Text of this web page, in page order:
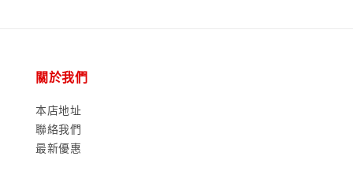
關於我們
本店地址
聯絡我們
最新優惠